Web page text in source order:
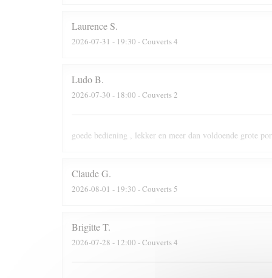
Laurence S
2026-07-31 - 19:30 - Couverts 4
LudoB
2026-07-30 - 18:00 - Couverts 2
goede bediening , lekker en meer dan voldoende grote
ClaudeG
2026-08-01 - 19:30 - Couverts 5
BrigitteT
2026-07-28 - 12:00 - Couverts 4